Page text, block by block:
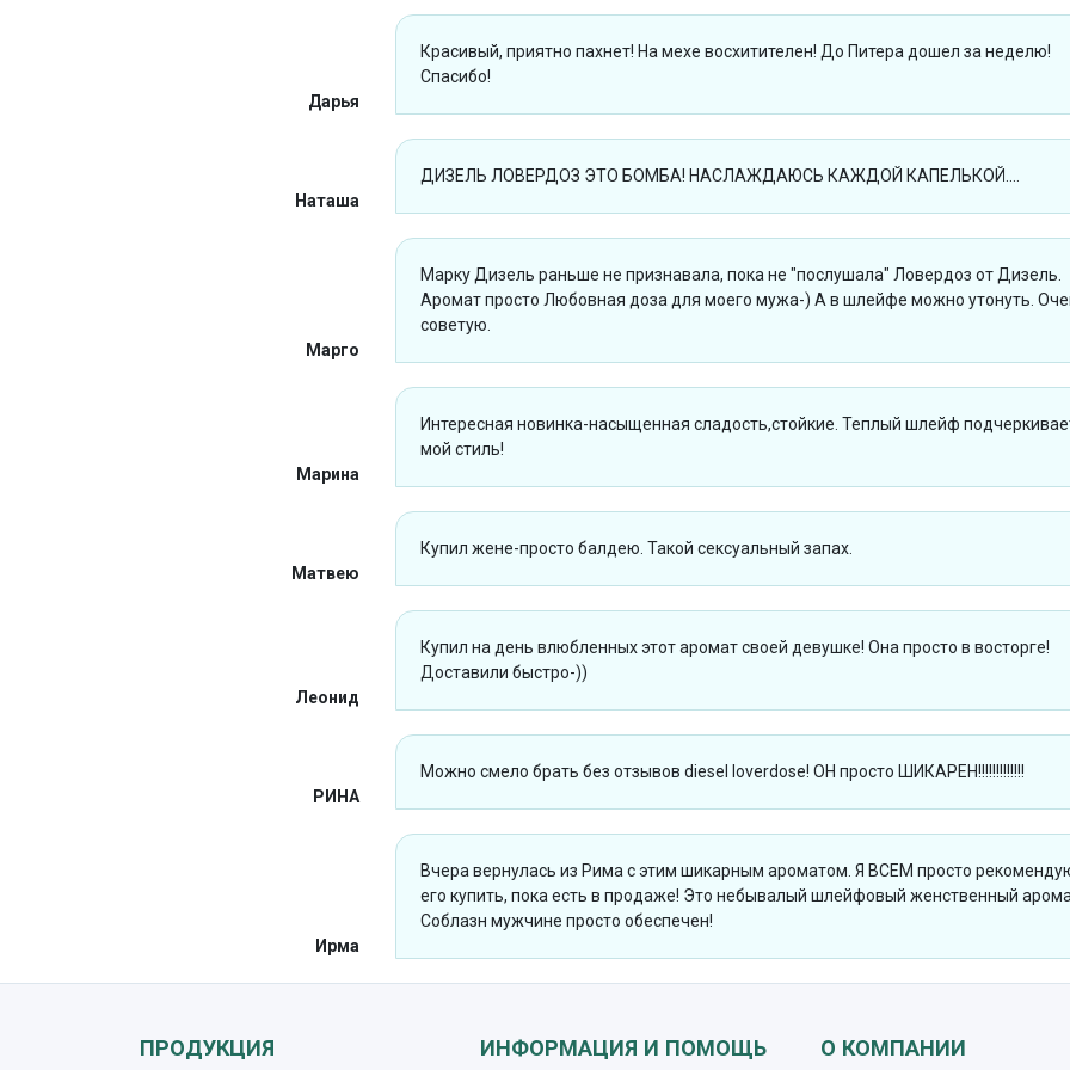
Дарья
Красивый, приятно пахнет! На мехе восхитителен! До Питера дошел за неделю!
Спасибо!
Наташа
ДИЗЕЛЬ ЛОВЕРДОЗ ЭТО БОМБА! НАСЛАЖДАЮСЬ КАЖДОЙ КАПЕЛЬКОЙ....
Марго
Марку Дизель раньше не признавала, пока не "послушала" Ловердоз от Дизель.
Аромат просто Любовная доза для моего мужа-) А в шлейфе можно утонуть.
советую.
Марина
Интересная новинка-насыщенная сладость,стойкие. Теплый шлейф
мой стиль!
Матвею
Купил жене-просто балдею. Такой сексуальный запах.
Леонид
Купил на день влюбленных этот аромат своей девушке! Она просто в восторге!
Доставили быстро-))
РИНА
Можно смело брать без отзывов diesel loverdose! ОН просто ШИКАРЕН!!!!!!!!!!!!!
Ирма
Вчера вернулась из Рима с этим шикарным ароматом. Я ВСЕМ просто
его купить, пока есть в продаже! Это небывалый шлейфовый женственный
Соблазн мужчине просто обеспечен!
ПРОДУКЦИЯ ИНФОРМАЦИЯ И ПОМОЩЬ О КОМПАНИИ